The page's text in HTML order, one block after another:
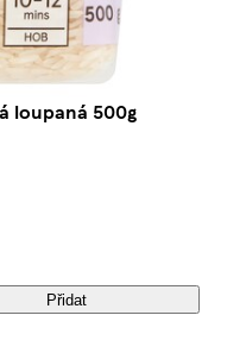
loupaná 500g
Přidat